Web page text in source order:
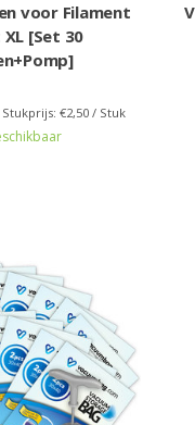
voor Filament
[Set 30
Stukprijs: €2,50 / Stuk